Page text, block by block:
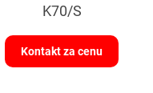
K70/S
Kontakt za cenu